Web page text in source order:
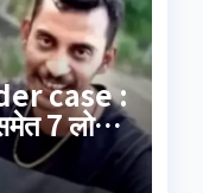
case :
7 लोगों